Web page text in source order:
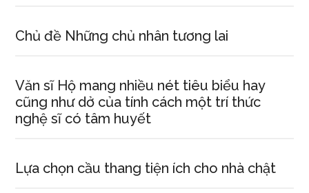
Chủ đề Những chủ nhân tương lai
Văn sĩ Hộ mang nhiều nét tiêu biểu hay
cũng như dở của tính cách một trí thức
nghệ sĩ có tâm huyết
Lựa chọn cầu thang tiện ích cho nhà chật